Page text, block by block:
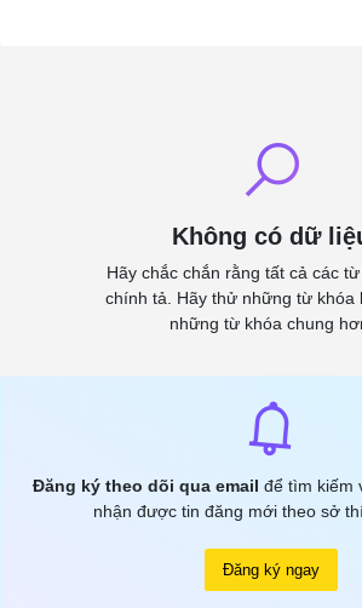
Không có dữ
Hãy chắc chắn rằng tất cả các
chính tả. Hãy thử những từ khóa
những từ khóa chung
Đăng ký theo dõi qua email để tìm kiếm
nhận được tin đăng mới theo sở
Đăng ký ngay